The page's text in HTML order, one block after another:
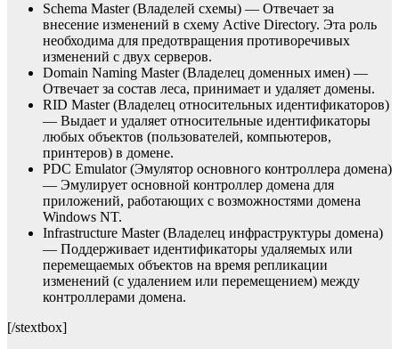
Schema Master (Владелей схемы) — Отвечает за
внесение изменений в схему Active Directory. Эта роль
необходима для предотвращения противоречивых
изменений с двух серверов.
Domain Naming Master (Владелец доменных имен) —
Отвечает за состав леса, принимает и удаляет домены.
RID Master (Владелец относительных идентификаторов)
— Выдает и удаляет относительные идентификаторы
любых объектов (пользователей, компьютеров,
принтеров) в домене.
PDC Emulator (Эмулятор основного контроллера домена)
— Эмулирует основной контроллер домена для
приложений, работающих с возможностями домена
Windows NT.
Infrastructure Master (Владелец инфраструктуры домена)
— Поддерживает идентификаторы удаляемых или
перемещаемых объектов на время репликации
изменений (с удалением или перемещением) между
контроллерами домена.
[/stextbox]